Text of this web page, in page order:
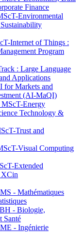
Finance
Environmental
Internet of Things :
Program
: Large Language
Applications
Markets and
(AI-MaQI)
Energy
Technology &
Trust and
Visual Computing
Extended
XCin
- Mathématiques
- Biologie,
Santé
- Ingénierie